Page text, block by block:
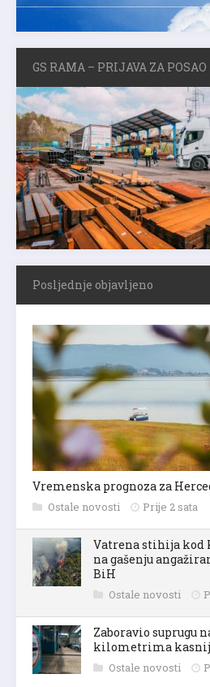
GS RAMA – PRIJAVA ZA POSAO
Posljednje objavljeno
Vremenska prognoza za
Ostale novosti Prije 2 sata
Vatrena stihija kod
na gašenju
BiH
Ostale novosti
Zaboravio suprugu
kilometrima
Ostale novosti